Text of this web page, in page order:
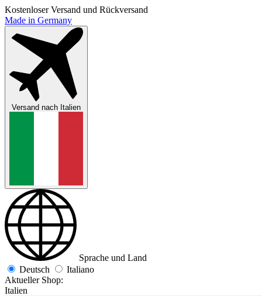
Kostenloser Versand und Rückversand
Made in Germany
Versand nach Italien
Sprache und Land
Deutsch
Italiano
Aktueller Shop:
Italien